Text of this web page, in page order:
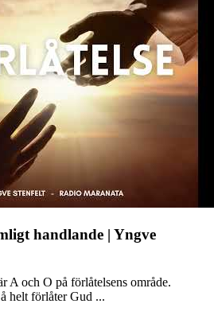
handlande | Yngve
A och O på förlåtelsens område.
helt förlåter Gud ...